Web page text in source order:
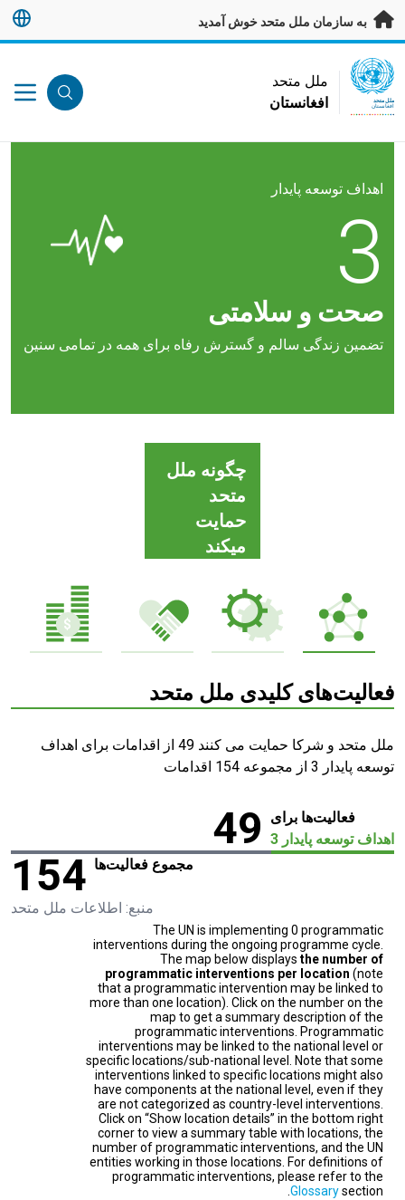
به محتوای اصلی بروید
به سازمان ملل متحد خوش آمدید
UN Logo
ملل متحد
افغانستان
ملل متحد
افغانستان
اهداف توسعه پایدار
3
صحت و سلامتی
تضمین زندگی سالم و گسترش رفاه برای همه در تمامی سنین
چگونه ملل
متحد
حمایت
میکند
فعالیت‌های کلیدی ملل متحد
ملل متحد و شرکا حمایت می کنند 49 از اقدامات برای اهداف
توسعه پایدار 3 از مجموعه 154 اقدامات
فعالیت‌ها برای
اهداف توسعه پایدار 3
49
مجموع فعالیت‌ها 154
منبع: اطلاعات ملل متحد
The UN is implementing 0 programmatic
interventions during the ongoing programme cycle.
The map below displays the number of
programmatic interventions per location (note
that a programmatic intervention may be linked to
more than one location). Click on the number on the
map to get a summary description of the
programmatic interventions. Programmatic
interventions may be linked to the national level or
specific locations/sub-national level. Note that some
interventions linked to specific locations might also
have components at the national level, even if they
are not categorized as country-level interventions.
Click on “Show location details” in the bottom right
corner to view a summary table with locations, the
number of programmatic interventions, and the UN
entities working in those locations. For definitions of
programmatic interventions, please refer to the
Glossarysection.